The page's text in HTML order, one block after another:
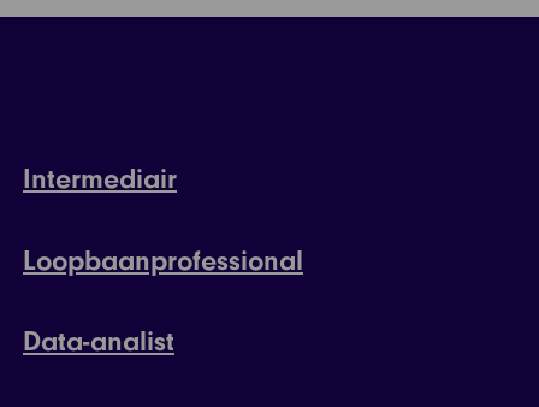
Intermediair
Loopbaanprofessional
Data-analist